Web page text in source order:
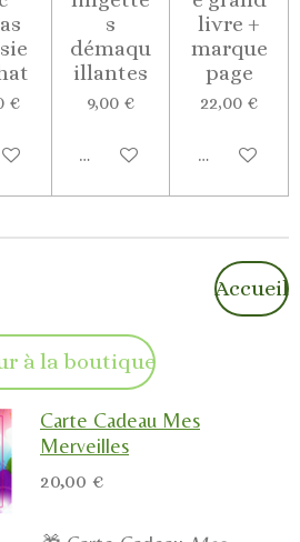
€
au panier
s
démaqu
illantes
9,00 €
Ajouter au panier
livre +
marque
page
22,00 €
Ajouter au
Accueil
à la boutique
Carte Cadeau Mes
Merveilles
20,00 €